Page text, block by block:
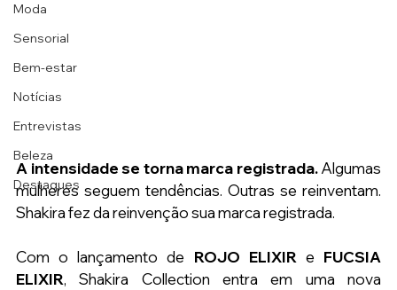
Moda
Sensorial
Bem-estar
Notícias
Entrevistas
Beleza
Destaques
A intensidade se torna marca registrada. Algumas
mulheres seguem tendências. Outras se reinventam.
Shakira fez da reinvenção sua marca registrada.
Com o lançamento de ROJO ELIXIR e FUCSIA
ELIXIR, Shakira Collection entra em uma nova